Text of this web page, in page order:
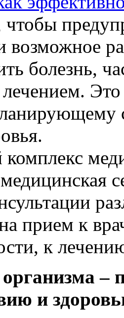
чтобы
возможное
болезнь,
лечением.
медицинская
на прием к
к
–
и